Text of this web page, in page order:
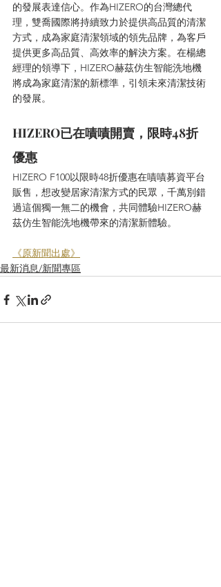
的發展表達信心。作為HIZERO的台灣總代
理，雙喬國際將持續致力於提供高品質的清潔
方式，成為家庭清潔領域的領先品牌，為客戶
提供更多高品質、高效率的解決方案。在楊總
經理的領導下，HIZERO赫茲仿生智能洗地機
將成為家庭清潔的新標準，引領未來清潔技術
的發展。
HIZERO已在嘖嘖開賣，限時48折
優惠
HIZERO F100以限時48折優惠在嘖嘖募資平台
販售，想改變居家清潔方式的民眾，千萬別錯
過這個獨一無二的機會，共同體驗HIZERO赫
茲仿生智能洗地機帶來的清潔新體驗。
《原新聞出處》
最新消息/新聞專區